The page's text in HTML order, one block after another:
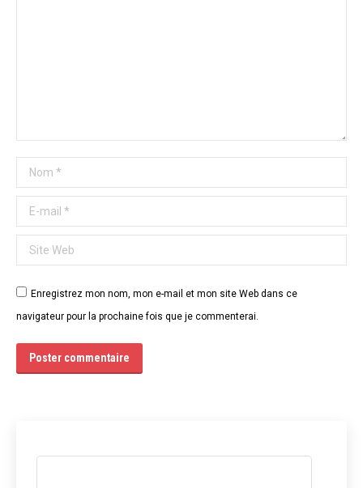
Nom *
E-mail *
Site Web
Enregistrez mon nom, mon e-mail et mon site Web dans ce
navigateur pour la prochaine fois que je commenterai.
Poster commentaire